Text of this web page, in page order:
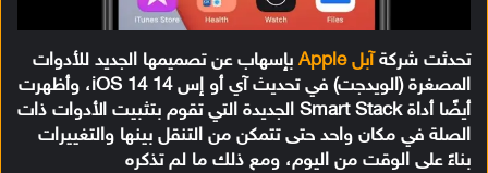
تحدثت شركةآبل Apple
بإسهاب عن تصميمها الجديد للأدوات
المصغرة (الويدجت) في تحديث آي أو إس 14 iOS 14، وأظهرت
أيضًا أداة Smart Stack الجديدة التي تقوم بتثبيت الأدوات ذات
الصلة في مكان واحد حتى تتمكن من التنقل بينها والتغييرات
بناءً على الوقت من اليوم، ومع ذلك ما لم تذكره